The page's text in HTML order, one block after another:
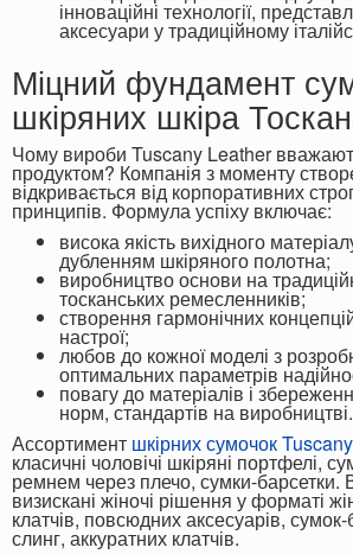
інноваційні технології,
аксесуари у традиційному
Міцний фундамент
шкіряних шкіра
Чому вироби Tuscany Leather
продуктом? Компанія з моменту
відкривається від корпоративних
принципів. Формула успіху включає:
висока якість вихідного
дубленням шкіряного полотна;
виробництво основи на
тосканських ремесленників;
створення гармонічних
настрої;
любов до кожної моделі з
оптимальних параметрів
повагу до матеріалів і
норм, стандартів на виробництві.
Ассортимент шкірних сумочок Tuscany
класичні чоловічі шкіряні портфелі,
ремнем через плечо, сумки-барсетки.
визискані жіночі рішення у форматі
клатчів, повсюдних аксесуарів,
слинг, аккуратних клатчів.